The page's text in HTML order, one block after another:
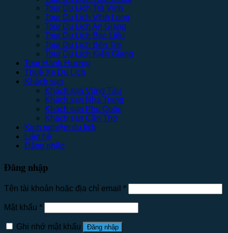
Tour Du Lịch Trà Vinh
Tour Du Lịch Vĩnh Long
Tour Du Lịch An Giang
Tour Du Lịch Bạc Liêu
Tour Du Lịch Bến Tre
Tour Du Lịch Kiên Giang
Tour Hành Hương
Thuê Xe Du Lịch
Khách sạn
Khách sạn Vũng Tàu
Khách sạn Nha Trang
Khách sạn Phú Quốc
Khách sạn Cần Thơ
Kinh nghiệm du lịch
Liên hệ
Đăng nhập
Đăng nhập
Tên tài khoản hoặc địa chỉ email *
Mật khẩu *
Ghi nhớ mật khẩu Đăng nhập